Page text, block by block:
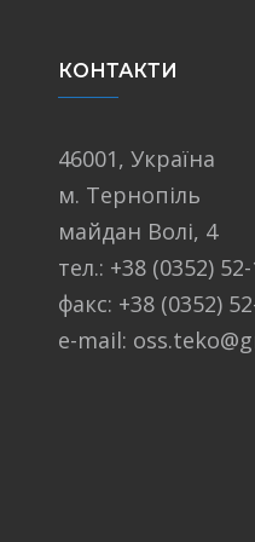
КОНТАКТИ
46001, Україна
м. Тернопіль
майдан Волі, 4
тел.: +38 (0352)
факс: +38 (0352)
e-mail: